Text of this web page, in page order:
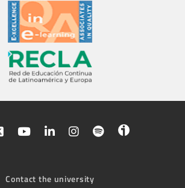
Contact the university